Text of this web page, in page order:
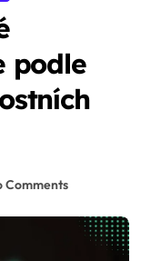
podle
Comments